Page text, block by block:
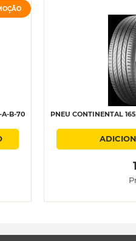
A-B-70 PNEU CONTINENTAL